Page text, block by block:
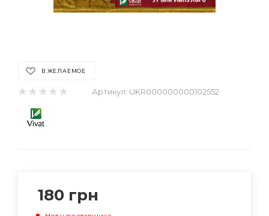
В ЖЕЛАЕМОЕ
Артикул: UKR000000000102552
180 грн